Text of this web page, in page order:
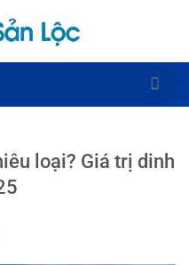
loại? Giá trị dinh